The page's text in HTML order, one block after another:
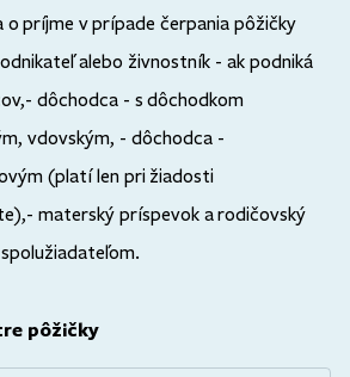
o príjme v prípade čerpania pôžičky
alebo živnostník - ak podniká
dôchodca - s dôchodkom
vdovským, - dôchodca -
(platí len pri žiadosti
materský príspevok a rodičovský
pôžičky